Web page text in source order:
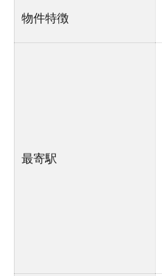
物件特徴
最寄駅